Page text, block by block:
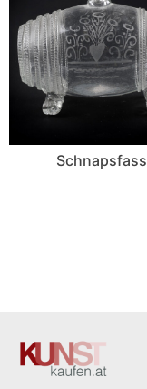
Schnapsfass